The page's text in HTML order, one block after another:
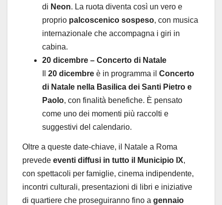
di Neon. La ruota diventa così un vero e
proprio palcoscenico sospeso, con musica
internazionale che accompagna i giri in
cabina.
20 dicembre – Concerto di Natale
20 dicembre è in programma il Concerto
di Natale nella Basilica dei Santi Pietro e
Paolo, con finalità benefiche. È pensato
come uno dei momenti più raccolti e
suggestivi del calendario.
Oltre a queste date-chiave, il Natale a Roma
prevede eventi diffusi in tutto il Municipio IX,
con spettacoli per famiglie, cinema indipendente,
incontri culturali, presentazioni di libri e iniziative
di quartiere che proseguiranno fino a gennaio